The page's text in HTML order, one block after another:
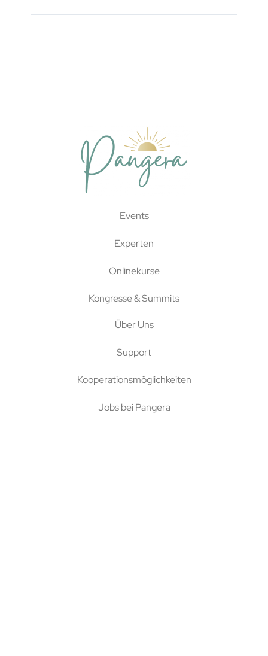
Events
Experten
Onlinekurse
Kongresse & Summits
Über Uns
Support
Kooperationsmöglichkeiten
Jobs bei Pangera